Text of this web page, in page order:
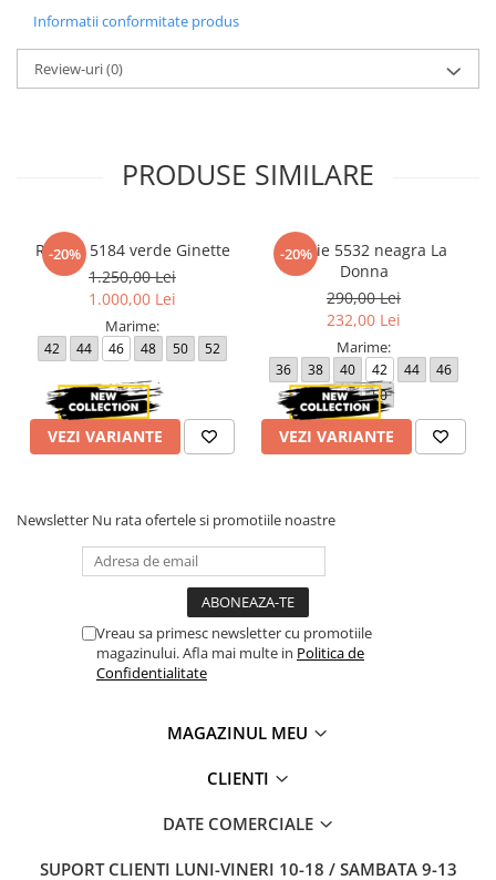
Informatii conformitate produs
Review-uri(0)
PRODUSE SIMILARE
-20%
Rochie 5184 verde Ginette
1.250,00 Lei
1.000,00 Lei
Marime:
42 44 46 48 50 52
VEZI VARIANTE
-20%
Rochie 5532 neagra La
Donna
290,00 Lei
232,00 Lei
Marime:
36 38 40 42 44
46
48
50
VEZI VARIANTE
Newsletter Nu rata ofertele si promotiile noastre
Vreau sa primesc newsletter cu promotiile
magazinului. Afla mai multe in Politica de
Confidentialitate
MAGAZINUL MEU
CLIENTI
DATE COMERCIALE
SUPORT CLIENTI LUNI-VINERI 10-18 / SAMBATA 9-13